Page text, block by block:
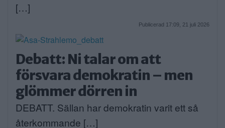
[…]
Publicerad 17:09, 21 juli 2026
Debatt: Ni talar om att
försvara demokratin – men
glömmer dörren in
DEBATT. Sällan har demokratin varit ett så
återkommande […]